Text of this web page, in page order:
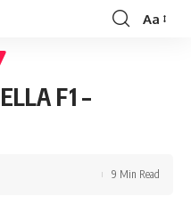
Font
Aa
F1 –
9 Min Read